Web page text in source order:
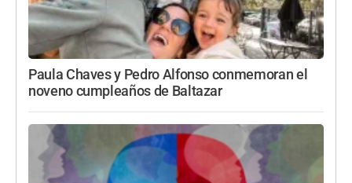
Paula Chaves y Pedro Alfonso conmemoran el
noveno cumpleaños de Baltazar